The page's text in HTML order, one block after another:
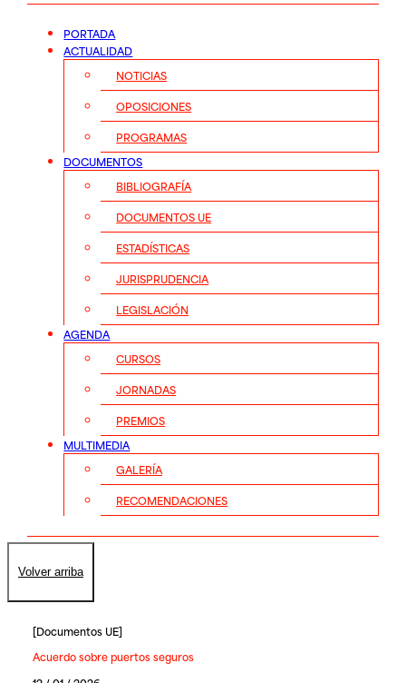
PORTADA
ACTUALIDAD
NOTICIAS
OPOSICIONES
PROGRAMAS
DOCUMENTOS
BIBLIOGRAFÍA
DOCUMENTOS UE
ESTADÍSTICAS
JURISPRUDENCIA
LEGISLACIÓN
AGENDA
CURSOS
JORNADAS
PREMIOS
MULTIMEDIA
GALERÍA
RECOMENDACIONES
Volver arriba
[Documentos UE]
Acuerdo sobre puertos seguros